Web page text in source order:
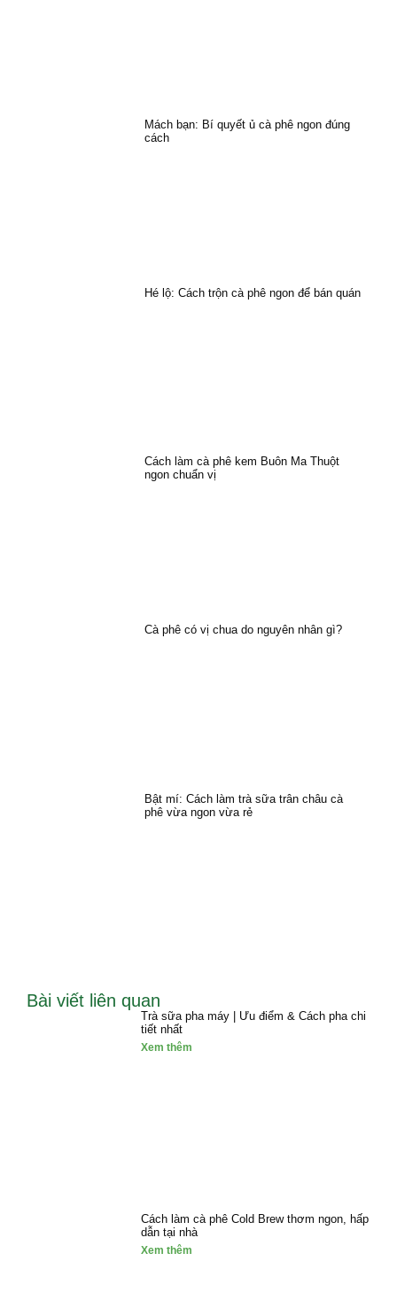
Mách bạn: Bí quyết ủ cà phê ngon đúng
cách
Hé lộ: Cách trộn cà phê ngon để bán quán
Cách làm cà phê kem Buôn Ma Thuột
ngon chuẩn vị
Cà phê có vị chua do nguyên nhân gì?
Bật mí: Cách làm trà sữa trân châu cà
phê vừa ngon vừa rẻ
Bài viết liên quan
Trà sữa pha máy | Ưu điểm & Cách pha chi
tiết nhất
Xem thêm
Cách làm cà phê Cold Brew thơm ngon, hấp
dẫn tại nhà
Xem thêm